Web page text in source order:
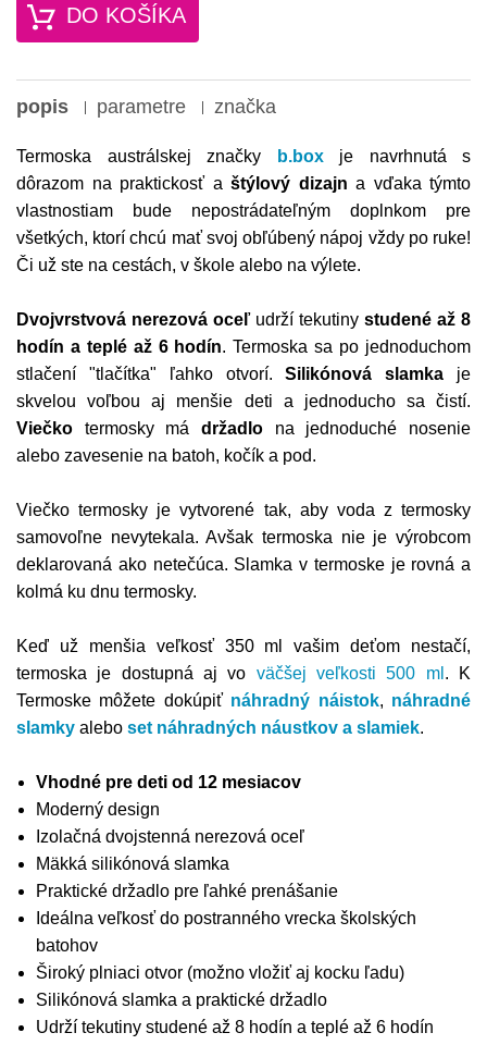
DO KOŠÍKA
popis parametre značka
Termoska austrálskej značky b.boxje navrhnutá s
dôrazom na praktickosť a štýlový dizajn a vďaka týmto
vlastnostiam bude nepostrádateľným doplnkom pre
všetkých, ktorí chcú mať svoj obľúbený nápoj vždy po ruke!
Či už ste na cestách, v škole alebo na výlete.
Dvojvrstvová nerezová oceľ udrží tekutiny studené až 8
hodín a teplé až 6 hodín. Termoska sa po jednoduchom
stlačení "tlačítka" ľahko otvorí.Silikónová slamka je
skvelou voľbou aj menšie deti a jednoducho sa čistí.
Viečko termosky mádržadlo na jednoduché nosenie
alebo zavesenie na batoh, kočík a pod.
Viečko termosky je vytvorené tak, aby voda z termosky
samovoľne nevytekala. Avšak termoska nie je výrobcom
deklarovaná ako netečúca. Slamka v termoske je rovná a
kolmá ku dnu termosky.
Keď už menšia veľkosť 350 ml vašim deťom nestačí,
termoska je dostupná aj vo väčšej veľkosti 500 ml . K
Termoske môžete dokúpiť náhradný náistok, náhradné
slamky alebo set náhradných náustkov a slamiek.
Vhodné pre deti od 12 mesiacov
Moderný design
Izolačná dvojstenná nerezová oceľ
Mäkká silikónová slamka
Praktické držadlo pre ľahké prenášanie
Ideálna veľkosť do postranného vrecka školských
batohov
Široký plniaci otvor (možno vložiť aj kocku ľadu)
Silikónová slamka a praktické držadlo
Udrží tekutiny studené až 8 hodín a teplé až 6 hodín